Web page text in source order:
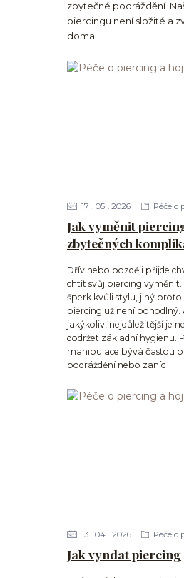
zbytečné podráždění.
piercingu není složité a
doma.
Jak vyměnit
zbytečných
17 05 2026 Péče o
Dřív nebo později přijde
chtít svůj piercing vyměnit.
šperk kvůli stylu, jiný
piercing už není pohodlný.
jakýkoliv, nejdůležitější je
dodržet základní hygienu.
manipulace bývá častou
podráždění nebo zaníc
Jak vyndat piercing
13 04 2026 Péče o